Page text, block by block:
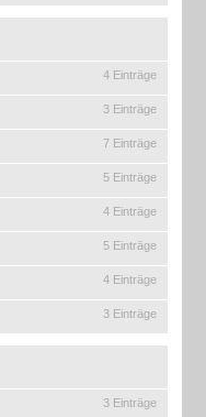
4 Einträge
3 Einträge
7 Einträge
5 Einträge
4 Einträge
5 Einträge
4 Einträge
3 Einträge
3 Einträge